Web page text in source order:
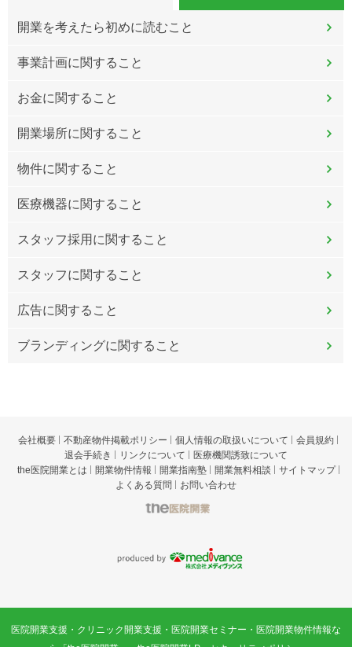
開業を考えたら初めに読むこと
事業計画に関すること
お金に関すること
開業場所に関すること
物件に関すること
医療機器に関すること
スタッフ採用に関すること
スタッフに関すること
広告に関すること
ブランディングに関すること
会社概要 不動産物件掲載ポリシー 個人情報の取扱いについて
会員規約
退会手続き
リンクについて
医療機関誘致について
the医院開業とは
開業物件情報 開業指南塾 開業無料相談
サイトマップ
よくある質問
お問い合わせ
t
he医院開業
roduced by 株式会社メディヴァン
ス
医院開業支援・クリニック開業支援・医院開業セミナー・医院開業物件情報な